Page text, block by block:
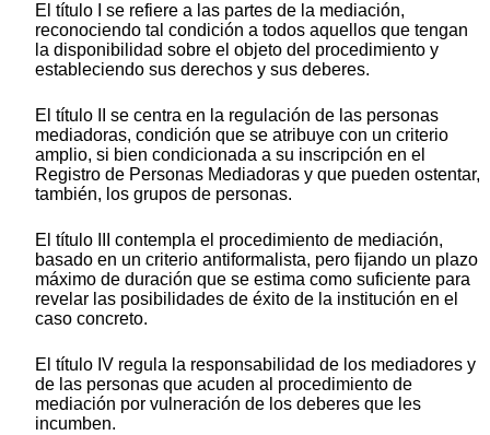
El título I se refiere a las partes de la mediación,
reconociendo tal condición a todos aquellos que tengan
la disponibilidad sobre el objeto del procedimiento y
estableciendo sus derechos y sus deberes.
El título II se centra en la regulación de las personas
mediadoras, condición que se atribuye con un criterio
amplio, si bien condicionada a su inscripción en el
Registro de Personas Mediadoras y que pueden ostentar,
también, los grupos de personas.
El título III contempla el procedimiento de mediación,
basado en un criterio antiformalista, pero fijando un plazo
máximo de duración que se estima como suficiente para
revelar las posibilidades de éxito de la institución en el
caso concreto.
El título IV regula la responsabilidad de los mediadores y
de las personas que acuden al procedimiento de
mediación por vulneración de los deberes que les
incumben.